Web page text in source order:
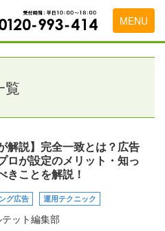
MENU
方
の流れ
覧
解説】完全一致とは？広告
ロが設定のメリット・知っ
きことを解説！
グ広告 運用テクニック
ット編集部